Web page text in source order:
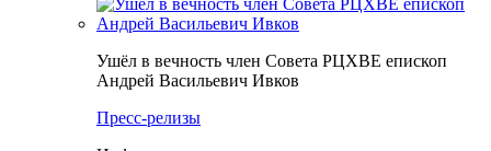
Ушёл в вечность член Совета РЦХВЕ епископ
Андрей Васильевич Ивков
Пресс-релизы